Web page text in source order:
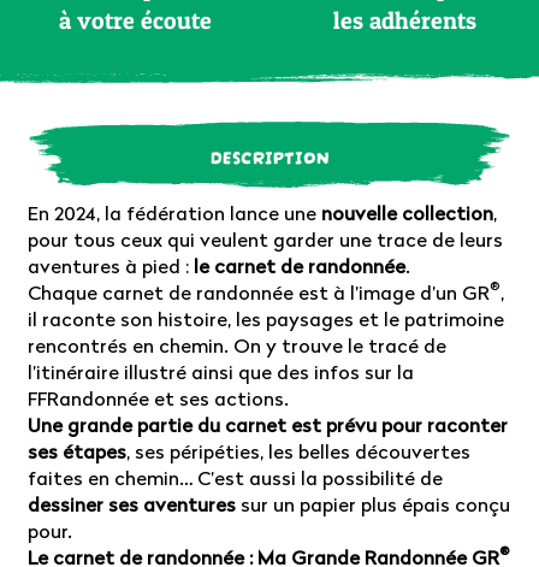
à votre écoute
les adhérents
DESCRIPTION
En 2024, la fédération lance une nouvelle collection,
pour tous ceux qui veulent garder une trace de leurs
aventures à pied : le carnet de randonnée.
Chaque carnet de randonnée est à l’image d’un GR®,
il raconte son histoire, les paysages et le patrimoine
rencontrés en chemin. On y trouve le tracé de
l’itinéraire illustré ainsi que des infos sur la
FFRandonnée et ses actions.
Une grande partie du carnet est prévu pour raconter
ses étapes, ses péripéties, les belles découvertes
faites en chemin… C’est aussi la possibilité de
dessiner ses aventures sur un papier plus épais conçu
pour.
Le carnet de randonnée : Ma Grande Randonnée GR®